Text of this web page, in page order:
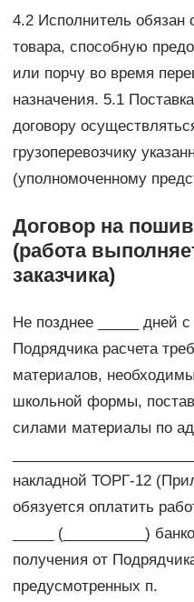
4.2 Исполнитель обязан
товара, способную
или порчу во время
назначения. 5.1
договору
грузоперевозчику
(уполномоченному
Договор на
(работа
заказчика)
Не позднее _____ дней
Подрядчика расчета
материалов,
школьной формы,
силами материалы по
накладной ТОРГ-12
обязуется оплатить
_____ (__________)
получения от
предусмотренных п.